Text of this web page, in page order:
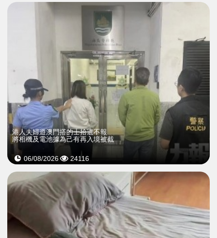
​港人夫婦遊澳門搭的士拾遺不報
將相機及電池據為己有再入境被截
06/08/2026 24116